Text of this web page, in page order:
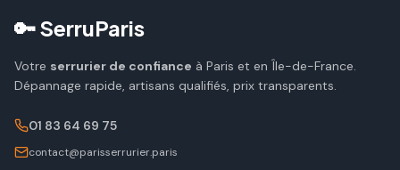
🔑 SerruParis
Votre serrurier de confiance à Paris et en Île-de-France.
Dépannage rapide, artisans qualifiés, prix transparents.
01 83 64 69 75
contact@parisserrurier.paris